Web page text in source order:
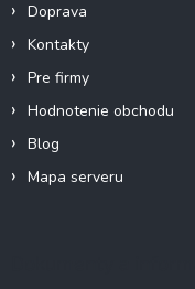
Doprava
Kontakty
Pre firmy
Hodnotenie obchodu
Blog
Mapa serveru